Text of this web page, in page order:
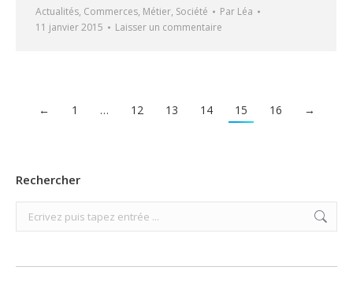
Actualités, Commerces, Métier, Société Par Léa
11 janvier 2015
Laisser un commentaire
← 1 … 12 13 14 15 16 →
Rechercher
Search: